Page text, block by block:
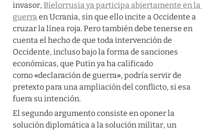
invasor, Bielorrusia ya participa abiertamente en la
guerra en Ucrania, sin que ello incite a Occidente a
cruzar la línea roja. Pero también debe tenerse en
cuenta el hecho de que toda intervención de
Occidente, incluso bajo la forma de sanciones
económicas, que Putin ya ha calificado
como «declaración de guerra», podría servir de
pretexto para una ampliación del conflicto, si esa
fuera su intención.
El segundo argumento consiste en oponer la
solución diplomática a la solución militar, un